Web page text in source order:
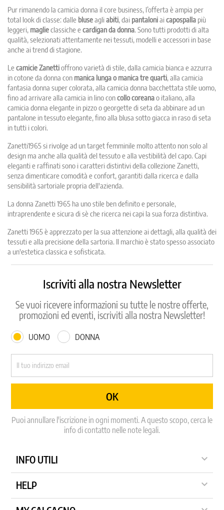
Pur rimanendo la camicia donna il core business, l’offerta è ampia per
total look di classe: dalle bluseagli abiti, dai pantaloniai capospalla più
leggeri, maglieclassiche e cardigan da donna. Sono tutti prodotti di alta
qualità, selezionati attentamente nei tessuti, modelli e accessori in base
anche ai trend di stagione.
Le camicie Zanettioffrono varietà di stile, dalla camicia bianca e azzurra
in cotone da donna con manica lunga o manica tre quarti, alla camicia
fantasia donna super colorata, alla camicia donna bacchettata stile uomo,
fino ad arrivare alla camicia in lino concollo coreanao italiano, alla
camicia donna elegante in pizzo o georgette di seta da abbinare ad un
pantalone in tessuto elegante, fino alla blusa sotto giacca in raso di seta
in tutti i colori.
Zanetti1965 si rivolge ad un target femminile molto attento non solo al
design ma anche alla qualità del tessuto e alla vestibilità del capo. Capi
eleganti e raffinati sono i caratteri distintivi della collezione Zanetti,
senza dimenticare comodità e confort, garantiti dalla ricerca e dalla
sensibilità sartoriale propria dell'azienda.
La donna Zanetti 1965 ha uno stile ben definito e personale,
intraprendente e sicura di sè che ricerca nei capi la sua forza distintiva.
Zanetti 1965 è apprezzato per la sua attenzione ai dettagli, alla qualità dei
tessuti e alla precisione della sartoria. Il marchio è stato spesso associato
a un'estetica classica e sofisticata.
Iscriviti alla nostra Newsletter
Se vuoi ricevere informazioni su tutte le nostre offerte,
promozioni ed eventi, iscriviti alla nostra Newsletter!
UOMO DONNA
Puoi annullare l'iscrizione in ogni momenti. A questo scopo, cerca le
info di contatto nelle note legali.
INFO UTILI 
HELP 